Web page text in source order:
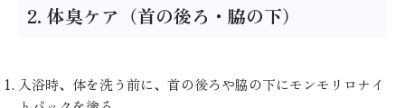
2. 体臭ケア（首の後ろ・脇の下）
入浴時、体を洗う前に、首の後ろや脇の下にモンモリロナイ